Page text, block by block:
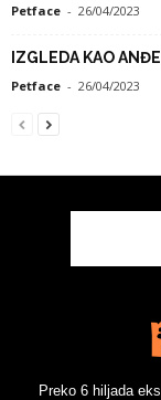
Petface - 26/04/2023
IZGLEDA KAO
Petface - 26/04/2023
Preko 6 hiljada